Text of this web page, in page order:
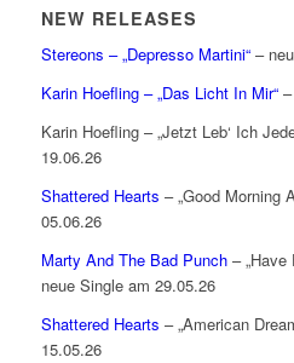
NEW RELEASES
Stereons – „Depresso Martini“–
Karin Hoefling – „Das Licht In Mir“–
Karin Hoefling – „Jetzt Leb‘ Ich
19.06.26
Shattered Hearts – „Good Morning
05.06.26
Marty And The Bad Punch– „Have
neue Single am 29.05.26
Shattered Hearts – „American
15.05.26